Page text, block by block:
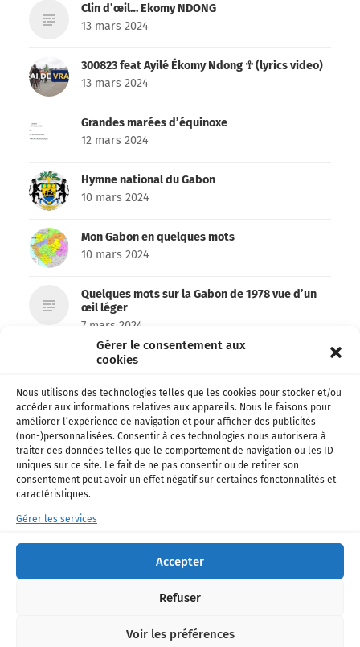
Gérer le consentement aux
cookies
Nous utilisons des technologies telles que les cookies pour stocker et/ou
accéder aux informations relatives aux appareils. Nous le faisons pour
améliorer l’expérience de navigation et pour afficher des publicités
(non-)personnalisées. Consentir à ces technologies nous autorisera à
traiter des données telles que le comportement de navigation ou les ID
uniques sur ce site. Le fait de ne pas consentir ou de retirer son
consentement peut avoir un effet négatif sur certaines fonctonnalités et
caractéristiques.
Gérer les services
Accepter
Refuser
Voir les préférences
Clin d’œil… Ekomy NDONG
13 mars 2024
300823 feat Ayilé Ékomy Ndong ☥ (lyrics video)
13 mars 2024
Grandes marées d’équinoxe
12 mars 2024
Hymne national du Gabon
10 mars 2024
Mon Gabon en quelques mots
10 mars 2024
Quelques mots sur la Gabon de 1978 vue d’un
œil léger
7 mars 2024
Archives 1978 – Le Gabon des français
Emma’a et Don’zer bien partis pour remporter
le Kora !
26 février 2024
Football • Ligue 1 – Officiel: Shavy Babicka
s’engage avec Toulouse !
18 janvier 2024
16 décembre 2023